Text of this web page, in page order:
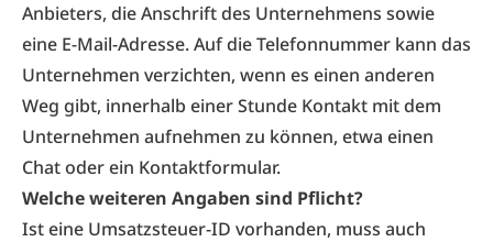
Anbieters, die Anschrift des Unternehmens sowie
eine E-Mail-Adresse. Auf die Telefonnummer kann das
Unternehmen verzichten, wenn es einen anderen
Weg gibt, innerhalb einer Stunde Kontakt mit dem
Unternehmen aufnehmen zu können, etwa einen
Chat oder ein Kontaktformular.
Welche weiteren Angaben sind Pflicht?
Ist eine Umsatzsteuer-ID vorhanden, muss auch